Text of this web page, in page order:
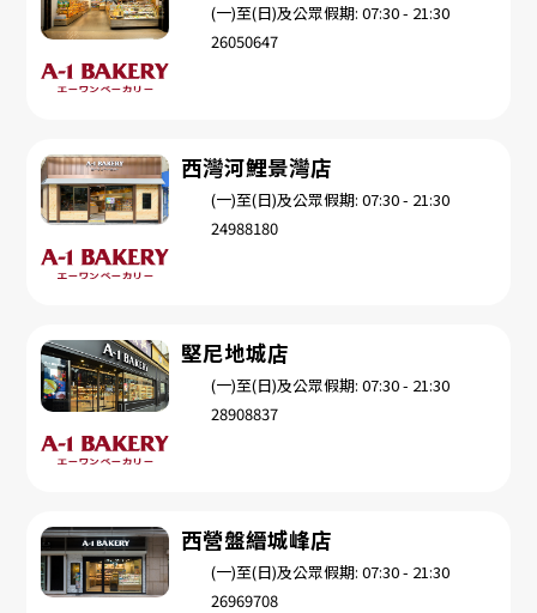
(一)至(日)及公眾假期: 07:30 - 21:30
26050647
西灣河鯉景灣店
(一)至(日)及公眾假期: 07:30 - 21:30
24988180
堅尼地城店
(一)至(日)及公眾假期: 07:30 - 21:30
28908837
西營盤縉城峰店
(一)至(日)及公眾假期: 07:30 - 21:30
26969708